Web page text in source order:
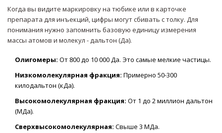
Когда вы видите маркировку на тюбике или в карточке
препарата для инъекций, цифры могут сбивать с толку. Для
понимания нужно запомнить базовую единицу измерения
массы атомов и молекул - дальтон (Да).
Олигомеры: От 800 до 10 000 Да. Это самые мелкие частицы.
Низкомолекулярная фракция: Примерно 50-300
килодальтон (кДа).
Высокомолекулярная фракция: От 1 до 2 миллион дальтон
(МДа).
Сверхвысокомолекулярная: Свыше 3 МДа.